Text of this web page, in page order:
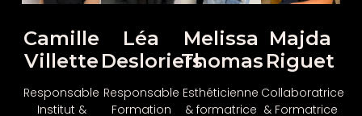
Camille
Villette
Responsable
Institut &
Léa
Desloriers
Responsable
Formation
Melissa
Thomas
Esthéticienne
& formatrice
Majda
Riguet
Collaboratrice
& Formatrice